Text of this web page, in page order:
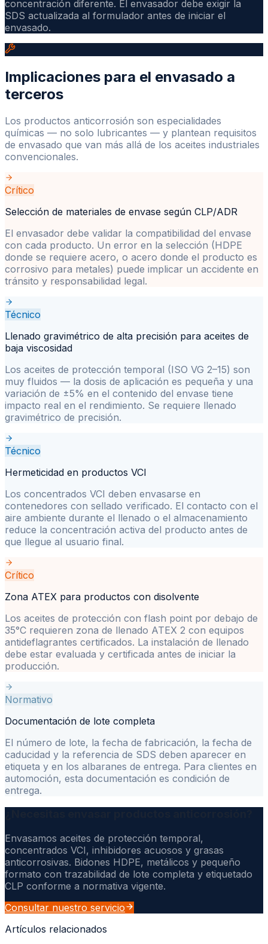
concentración diferente. El envasador debe exigir la
SDS actualizada al formulador antes de iniciar el
envasado.
Implicaciones para el envasado a
terceros
Los productos anticorrosión son especialidades
químicas — no solo lubricantes — y plantean requisitos
de envasado que van más allá de los aceites industriales
convencionales.
Crítico
Selección de materiales de envase según CLP/ADR
El envasador debe validar la compatibilidad del envase
con cada producto. Un error en la selección (HDPE
donde se requiere acero, o acero donde el producto es
corrosivo para metales) puede implicar un accidente en
tránsito y responsabilidad legal.
Técnico
Llenado gravimétrico de alta precisión para aceites de
baja viscosidad
Los aceites de protección temporal (ISO VG 2–15) son
muy fluidos — la dosis de aplicación es pequeña y una
variación de ±5% en el contenido del envase tiene
impacto real en el rendimiento. Se requiere llenado
gravimétrico de precisión.
Técnico
Hermeticidad en productos VCI
Los concentrados VCI deben envasarse en
contenedores con sellado verificado. El contacto con el
aire ambiente durante el llenado o el almacenamiento
reduce la concentración activa del producto antes de
que llegue al usuario final.
Crítico
Zona ATEX para productos con disolvente
Los aceites de protección con flash point por debajo de
35°C requieren zona de llenado ATEX 2 con equipos
antideflagrantes certificados. La instalación de llenado
debe estar evaluada y certificada antes de iniciar la
producción.
Normativo
Documentación de lote completa
El número de lote, la fecha de fabricación, la fecha de
caducidad y la referencia de SDS deben aparecer en
etiqueta y en los albaranes de entrega. Para clientes en
automoción, esta documentación es condición de
entrega.
Envasamos aceites de protección temporal,
concentrados VCI, inhibidores acuosos y grasas
anticorrosivas. Bidones HDPE, metálicos y pequeño
formato con trazabilidad de lote completa y etiquetado
CLP conforme a normativa vigente.
Consultar nuestro servicio
Artículos relacionados